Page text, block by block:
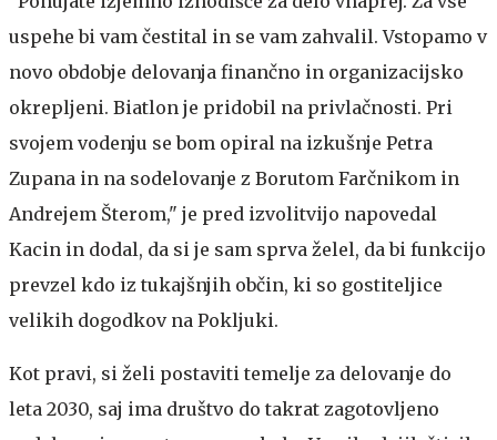
uspehe bi vam čestital in se vam zahvalil. Vstopamo v
novo obdobje delovanja finančno in organizacijsko
okrepljeni. Biatlon je pridobil na privlačnosti. Pri
svojem vodenju se bom opiral na izkušnje Petra
Zupana in na sodelovanje z Borutom Farčnikom in
Andrejem Šterom," je pred izvolitvijo napovedal
Kacin in dodal, da si je sam sprva želel, da bi funkcijo
prevzel kdo iz tukajšnjih občin, ki so gostiteljice
velikih dogodkov na Pokljuki.
Kot pravi, si želi postaviti temelje za delovanje do
leta 2030, saj ima društvo do takrat zagotovljeno